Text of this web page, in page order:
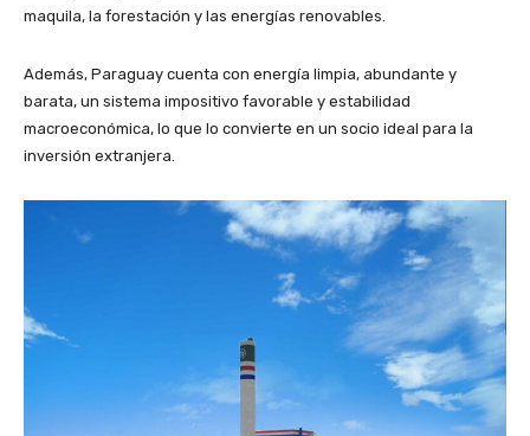
maquila, la forestación y las energías renovables.
Además, Paraguay cuenta con energía limpia, abundante y
barata, un sistema impositivo favorable y estabilidad
macroeconómica, lo que lo convierte en un socio ideal para la
inversión extranjera.